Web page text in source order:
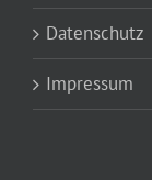
Datenschutz
Impressum